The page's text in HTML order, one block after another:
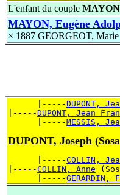
L'enfant du couple
MAYON, Eugène
× 1887 GEORGEOT, Marie
      |-----
DUPONT,
|-----DUPONT, Jean
      |-----
MESSIS,
DUPONT, Joseph
      |-----
COLLIN,
|-----COLLIN, Anne
      |-----
GERARDIN,